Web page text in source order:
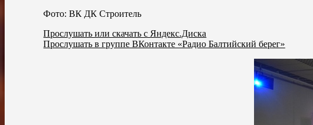
Фото: ВК ДК Строитель
Прослушать или скачать с Яндекс.Диска
Прослушать в группе ВКонтакте «Радио Балтийский берег»